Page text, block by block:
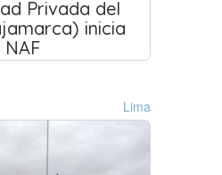
Privada del
inicia
NAF
Lima